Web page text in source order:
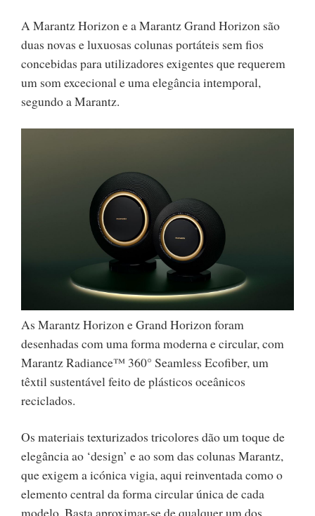
A Marantz Horizon e a Marantz Grand Horizon são
duas novas e luxuosas colunas portáteis sem fios
concebidas para utilizadores exigentes que requerem
um som excecional e uma elegância intemporal,
segundo a Marantz.
As Marantz Horizon e Grand Horizon foram
desenhadas com uma forma moderna e circular, com
Marantz Radiance™ 360° Seamless Ecofiber, um
têxtil sustentável feito de plásticos oceânicos
reciclados.
Os materiais texturizados tricolores dão um toque de
elegância ao ‘design’ e ao som das colunas Marantz,
que exigem a icónica vigia, aqui reinventada como o
elemento central da forma circular única de cada